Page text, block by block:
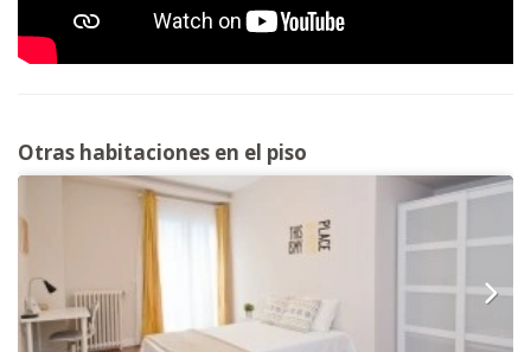
Otras habitaciones en el piso